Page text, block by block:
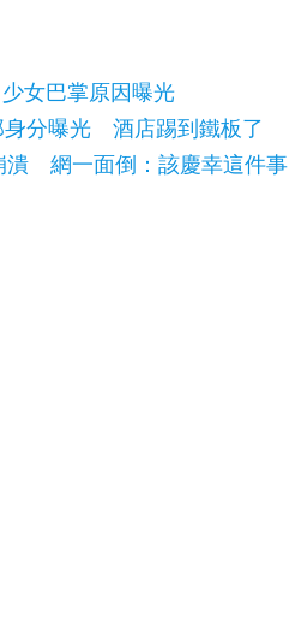
女巴掌原因曝光
身分曝光 酒店踢到鐵板了
潰 網一面倒：該慶幸這件事